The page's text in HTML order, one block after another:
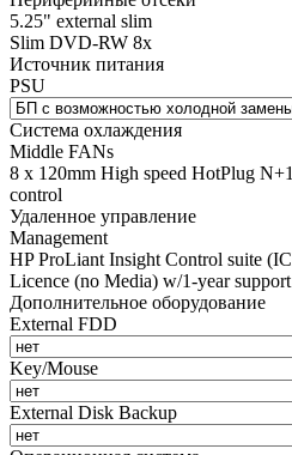
5.25" external slim
Slim DVD-RW 8x
Источник питания
PSU
Система охлаждения
Middle FANs
8 x 120mm High speed HotPlug
control
Удаленное управление
Management
HP ProLiant Insight Control suite
Licence (no Media) w/1-year support
Дополнительное оборудование
External FDD
Key/Mouse
External Disk Backup